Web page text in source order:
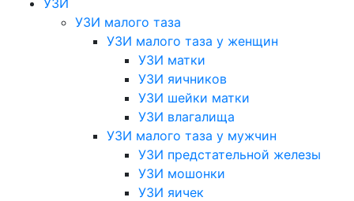
УЗИ
УЗИ малого таза
УЗИ малого таза у женщин
УЗИ матки
УЗИ яичников
УЗИ шейки матки
УЗИ влагалища
УЗИ малого таза у мужчин
УЗИ предстательной железы
УЗИ мошонки
УЗИ яичек